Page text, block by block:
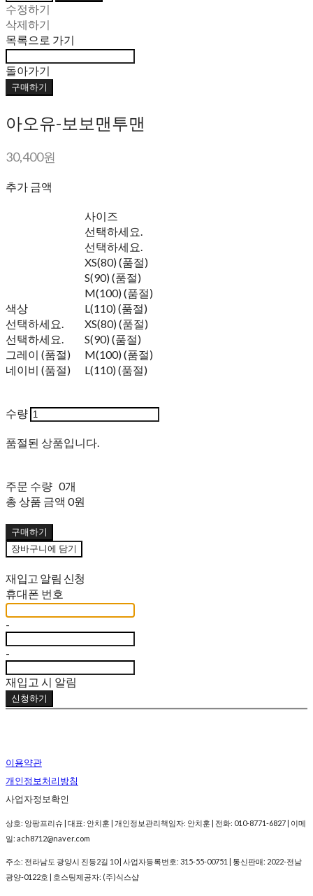
수정하기
삭제하기
목록으로 가기
돌아가기
구매하기
아오유-보보맨투맨
30,400원
추가 금액
색상
선택하세요.
선택하세요.
그레이 (품절)
네이비 (품절)
사이즈
선택하세요.
선택하세요.
XS(80) (품절)
S(90) (품절)
M(100) (품절)
L(110) (품절)
XS(80) (품절)
S(90) (품절)
M(100) (품절)
L(110) (품절)
수량
품절된 상품입니다.
주문 수량 0개
총 상품 금액 0원
구매하기
장바구니에 담기
재입고 알림 신청
휴대폰 번호
-
-
재입고 시 알림
신청하기
이용약관
개인정보처리방침
사업자정보확인
상호: 앙팡프리슈 | 대표: 안치훈 | 개인정보관리책임자: 안치훈 | 전화: 010-8771-6827 | 이메
일: ach8712@naver.com
주소: 전라남도 광양시 진등2길 10 | 사업자등록번호: 315-55-00751 | 통신판매: 2022-전남
광양-0122호 | 호스팅제공자: (주)식스샵